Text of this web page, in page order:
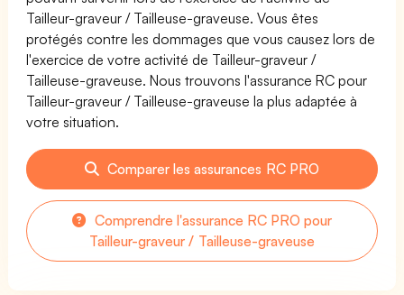
Tailleur-graveur / Tailleuse-graveuse. Vous êtes
protégés contre les dommages que vous causez lors de
l'exercice de votre activité de Tailleur-graveur /
Tailleuse-graveuse. Nous trouvons l'assurance RC pour
Tailleur-graveur / Tailleuse-graveuse la plus adaptée à
votre situation.
Comparer les assurances RC PRO
Comprendre l'assurance RC PRO pour
Tailleur-graveur / Tailleuse-graveuse